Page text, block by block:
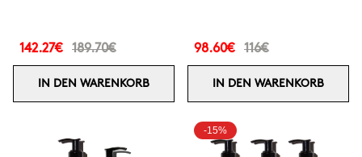
142.27€ 189.70€
IN DEN WARENKORB
98.60€ 116€
IN DEN WARENKORB
-15%